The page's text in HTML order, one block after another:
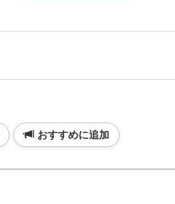
おすすめに追加